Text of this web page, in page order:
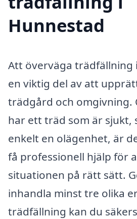
Hunnestad
Att överväga trädfällning
en viktig del av att
trädgård och omgivning.
har ett träd som är sjukt,
enkelt en olägenhet, är
få professionell hjälp för
situationen på rätt sätt.
inhandla minst tre olika
trädfällning kan du